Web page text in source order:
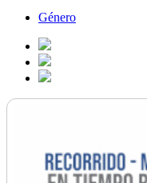
Género